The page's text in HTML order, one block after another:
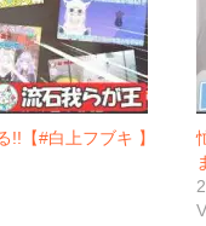
【#白上フブキ 】